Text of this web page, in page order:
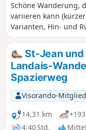
Schöne Wanderung,
variieren kann
Varianten, Hin- und
Aussichtspunkten).
im Wald, wenige
Aussichtspunkte, ein
Teich...
St-Jean
Landais-
Spazierweg
Visorando-Mitglied
14,31 km
4:40 Std.
Mittel